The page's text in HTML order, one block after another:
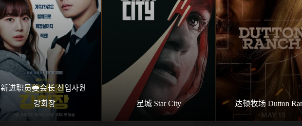
新进职员姜会长 신입사원
강회장
星城 Star City 达顿牧场 Dutton